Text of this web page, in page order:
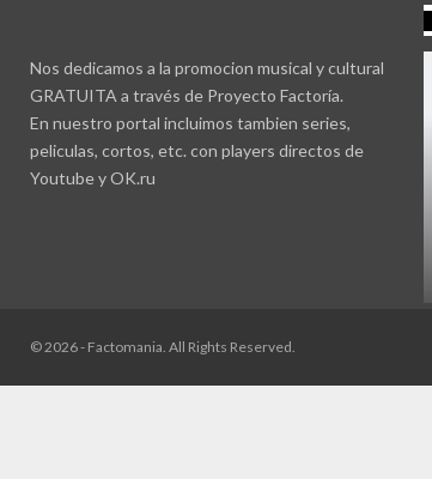
Nos dedicamos a la promocion musical y cultural
GRATUITA a través de Proyecto Factoría.
En nuestro portal incluimos tambien series,
peliculas, cortos, etc. con players directos de
Youtube y OK.ru
© 2026 - Factomania. All Rights Reserved.